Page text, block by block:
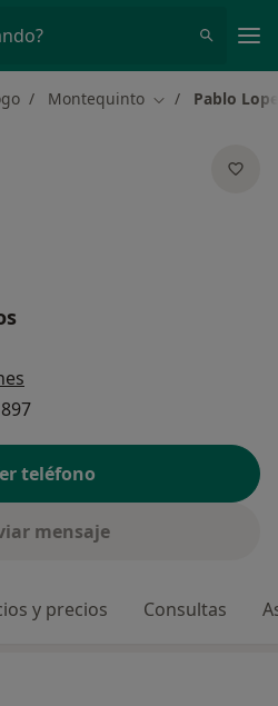
Montequinto Cambiar de
Pablo
teléfono
mensaje
y precios Consultas